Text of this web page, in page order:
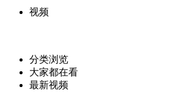
视频
分类浏览
大家都在看
最新视频